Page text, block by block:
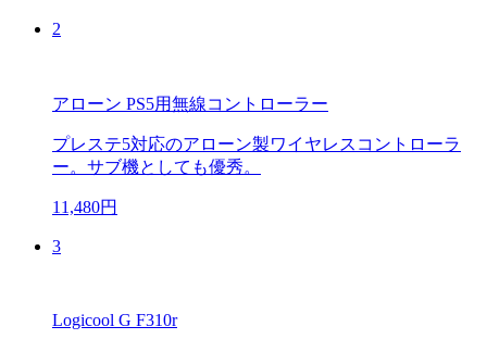
2
アローン PS5用無線コントローラー
プレステ5対応のアローン製ワイヤレスコントローラ
ー。サブ機としても優秀。
11,480円
3
Logicool G F310r